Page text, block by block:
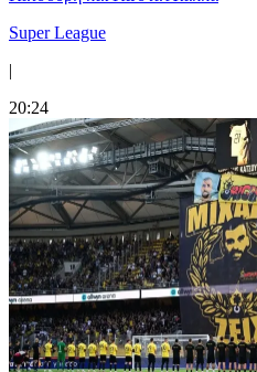
Super League
|
20:24